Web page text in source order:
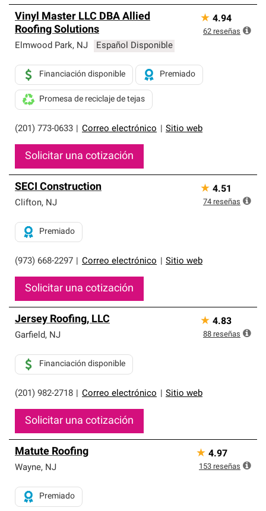
Vinyl Master LLC DBA Allied
Roofing Solutions
Elmwood Park, NJ Español Disponible
(201) 773-0633 Correo electrónico Sitio web
Financiación disponible Premiado
Promesa de reciclaje de tejas
Solicitar una cotización
★ 4.94
62 reseñas
SECI Construction
Clifton, NJ
(973) 668-2297 Correo electrónico Sitio web
Premiado
Solicitar una cotización
★ 4.51
74 reseñas
Jersey Roofing, LLC
Garfield, NJ
(201) 982-2718 Correo electrónico Sitio web
Financiación disponible
Solicitar una cotización
★ 4.83
88 reseñas
Matute Roofing
Wayne, NJ
Premiado
★ 4.97
153 reseñas